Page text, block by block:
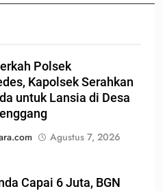
Polsek
Kapolsek Serahkan
untuk Lansia di Desa
Agustus 7, 2026
Capai 6 Juta, BGN